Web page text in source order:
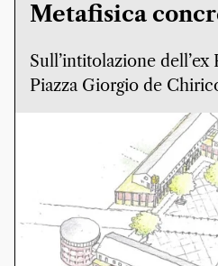
Metafisica
Sull’intitolazione dell’ex
Piazza Giorgio de